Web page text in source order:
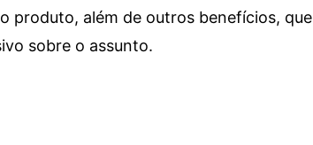
produto, além de outros benefícios, que
sobre o assunto.